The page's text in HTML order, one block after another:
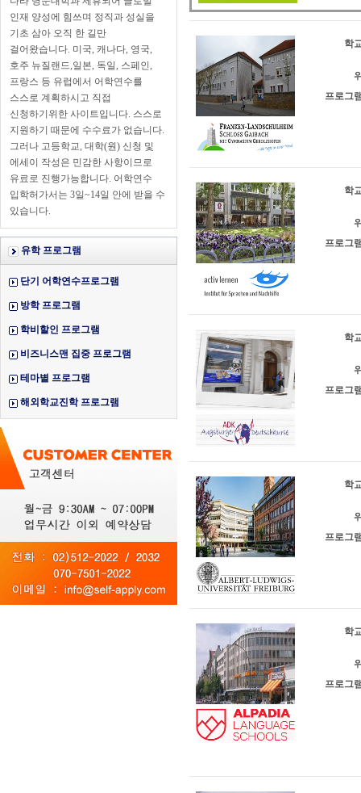
인재 양성에 힘쓰며 정직과 성실을
기초 삼아 오직 한 길만
걸어왔습니다. 미국, 캐나다, 영국,
호주 뉴질랜드,일본, 독일, 스페인,
프랑스 등 유럽에서 어학연수를
스스로 계획하시고 직접
신청하기위한 사이트입니다. 스스로
지원하기 때문에 수수료가 없습니다.
그러나 고등학교, 대학(원) 신청 및
에세이 작성은 민감한 사항이므로
유료로 진행가능합니다. 어학연수
입학허가서는 3일~14일 안에 받을 수
있습니다.
유학 프로그램
단기 어학연수프로그램
방학 프로그램
학비할인 프로그램
비즈니스맨 집중 프로그램
테마별 프로그램
해외학교진학 프로그램
학
프로그
학
프로그
학
프로그
학
프로그
학
프로그